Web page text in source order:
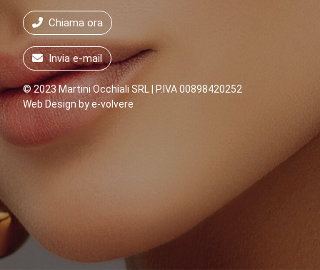
Chiama ora
Invia e-mail
© 2023 Martini Occhiali SRL | P.IVA 00898420252
Web Design bye-volvere